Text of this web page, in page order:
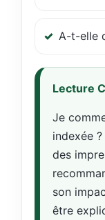
A-t-elle
Lecture
Je
indexée
des
son
être